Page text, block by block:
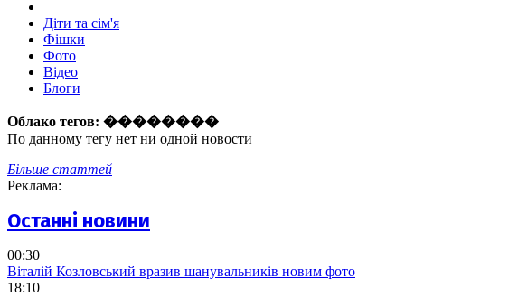
Діти та сім'я
Фішки
Фото
Відео
Блоги
Облако тегов: ��������
По данному тегу нет ни одной новости
Більше статтей
Реклама:
Останні новини
00:30
Віталій Козловський вразив шанувальників новим фото
18:10